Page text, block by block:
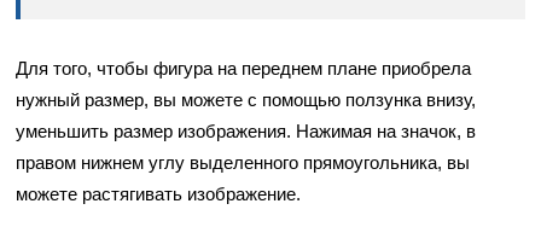
Для того, чтобы фигура на переднем плане приобрела
нужный размер, вы можете с помощью ползунка внизу,
уменьшить размер изображения. Нажимая на значок, в
правом нижнем углу выделенного прямоугольника, вы
можете растягивать изображение.